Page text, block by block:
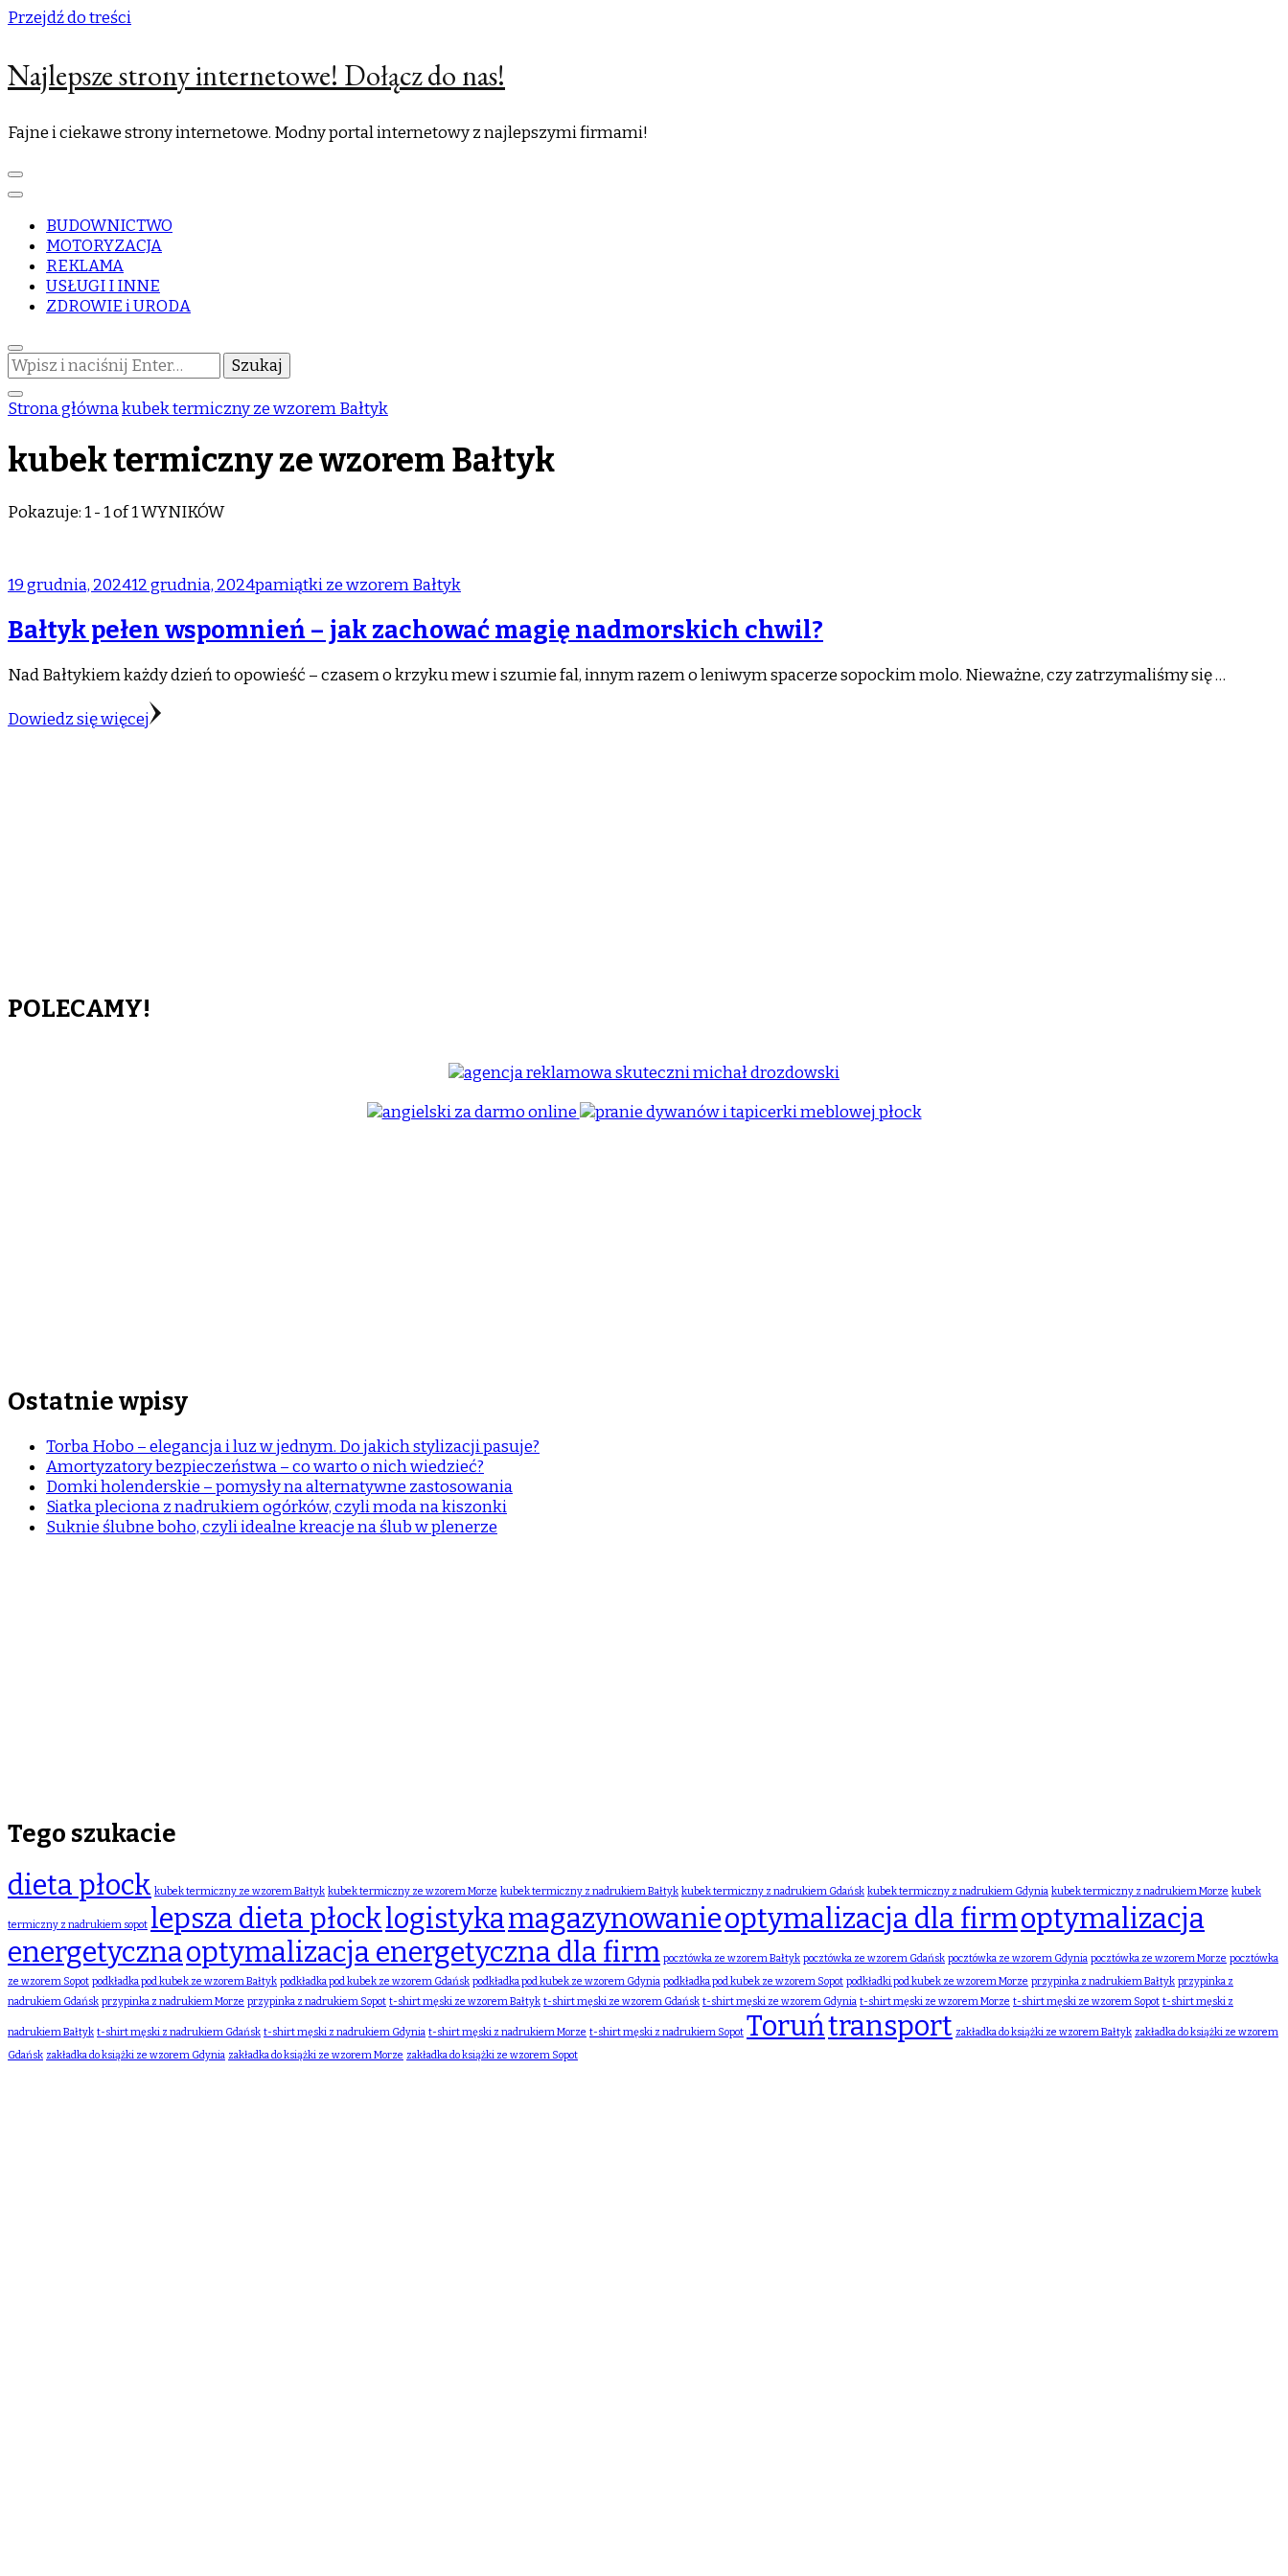
Przejdź do treści
Najlepsze strony internetowe! Dołącz do nas!
Fajne i ciekawe strony internetowe. Modny portal internetowy z najlepszymi firmami!
BUDOWNICTWO
MOTORYZACJA
REKLAMA
USŁUGI I INNE
ZDROWIE i URODA
Szukasz
czegoś?
Strona głównakubek termiczny ze wzorem Bałtyk
kubek termiczny ze wzorem Bałtyk
Pokazuje: 1 - 1 of 1 WYNIKÓW
19 grudnia, 202412 grudnia, 2024pamiątki ze wzorem Bałtyk
Bałtyk pełen wspomnień – jak zachować magię nadmorskich chwil?
Nad Bałtykiem każdy dzień to opowieść – czasem o krzyku mew i szumie fal, innym razem o leniwym spacerze sopockim molo. Nieważne, czy zatrzymaliśmy się …
Dowiedz się więcej
POLECAMY!
Ostatnie wpisy
Torba Hobo – elegancja i luz w jednym. Do jakich stylizacji pasuje?
Amortyzatory bezpieczeństwa – co warto o nich wiedzieć?
Domki holenderskie – pomysły na alternatywne zastosowania
Siatka pleciona z nadrukiem ogórków, czyli moda na kiszonki
Suknie ślubne boho, czyli idealne kreacje na ślub w plenerze
Tego szukacie
dieta płock kubek termiczny ze wzorem Bałtyk kubek termiczny ze wzorem Morze kubek termiczny z nadrukiem Bałtyk kubek termiczny z nadrukiem Gdańsk kubek termiczny z nadrukiem Gdynia kubek termiczny z nadrukiem Morze kubek
termiczny z nadrukiem sopot lepsza dieta płocklogistykamagazynowanieoptymalizacja dla firmoptymalizacja
energetycznaoptymalizacja energetyczna dla firm pocztówka ze wzorem Bałtyk pocztówka ze wzorem Gdańsk pocztówka ze wzorem Gdynia pocztówka ze wzorem Morze pocztówka
ze wzorem Sopot podkładka pod kubek ze wzorem Bałtyk podkładka pod kubek ze wzorem Gdańsk podkładka pod kubek ze wzorem Gdynia podkładka pod kubek ze wzorem Sopot podkładki pod kubek ze wzorem Morze przypinka z nadrukiem Bałtyk przypinka z
nadrukiem Gdańsk przypinka z nadrukiem Morze przypinka z nadrukiem Sopot t-shirt męski ze wzorem Bałtyk t-shirt męski ze wzorem Gdańsk t-shirt męski ze wzorem Gdynia t-shirt męski ze wzorem Morze t-shirt męski ze wzorem Sopot t-shirt męski z
nadrukiem Bałtyk t-shirt męski z nadrukiem Gdańsk t-shirt męski z nadrukiem Gdynia t-shirt męski z nadrukiem Morze t-shirt męski z nadrukiem Sopot Toruńtransport zakładka do książki ze wzorem Bałtyk zakładka do książki ze wzorem
Gdańsk zakładka do książki ze wzorem Gdynia zakładka do książki ze wzorem Morze zakładka do książki ze wzorem Sopot